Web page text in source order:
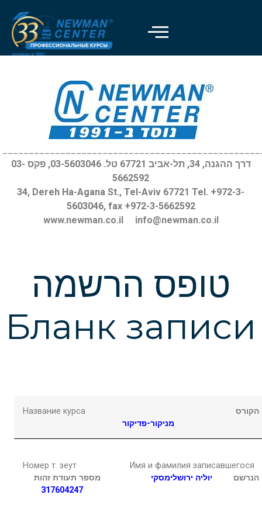
דרך ההגנה, 34, תל-אביב 67721 טל. 03-5603046, פקס 03-
5662592
34, Dereh Ha-Agana St., Tel-Aviv 67721 Tel. +972-3-
5603046, fax +972-3-5662592
www.newman.co.il
info@newman.co.il
טופס הרשמה
Бланк записи
Название курса
מניקור-פדיקור
Номер т. зеут
מספר תעודת זהות
317604247
Имя и фамилия записавшегося
יוליה ירושלימסקי
Выделить заголовки
Цвет фона
Уменьшить
remove_circle_outline Уменьшить шрифт
add_circle_outline Увеличить шрифт
Читабельный шрифт
Яркий контраст
font_download Выделить ссылки
настройки